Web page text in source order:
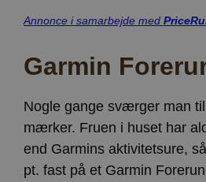
Annonce i samarbejde med
Garmin
Nogle gange sværger man
mærker. Fruen i huset har
end Garmins aktivitetsure,
pt. fast på et Garmin